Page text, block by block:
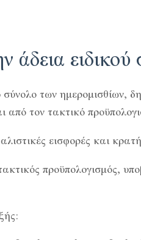
άδεια
των ημερομισθίων,
από τον τακτικό
εισφορές και
προϋπολογισμός,